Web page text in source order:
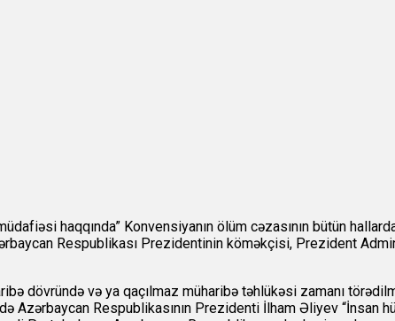
haqqında” Konvensiyanın ölüm cəzasının bütün
Respublikası Prezidentinin köməkçisi, Prezident
dövründə və ya qaçılmaz müharibə təhlükəsi zamanı
Respublikasının Prezidenti İlham Əliyev “İnsan